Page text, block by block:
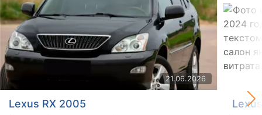
21.06.2026
Lexus RX 2005